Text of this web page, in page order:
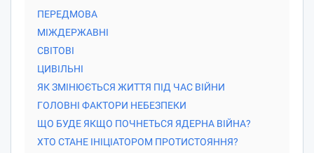
ПЕРЕДМОВА
МІЖДЕРЖАВНІ
СВІТОВІ
ЦИВІЛЬНІ
ЯК ЗМІНЮЄТЬСЯ ЖИТТЯ ПІД ЧАС ВІЙНИ
ГОЛОВНІ ФАКТОРИ НЕБЕЗПЕКИ
ЩО БУДЕ ЯКЩО ПОЧНЕТЬСЯ ЯДЕРНА ВІЙНА?
ХТО СТАНЕ ІНІЦІАТОРОМ ПРОТИСТОЯННЯ?